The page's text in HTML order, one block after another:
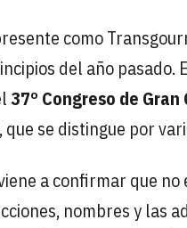
como
del año pasado.
37º Congreso de
se distingue por
a confirmar que
nombres y las